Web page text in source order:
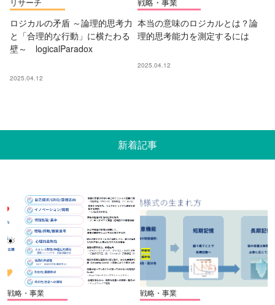
ロジカルの矛盾 ～論理的思考力
と「合理的な行動」に横たわる
壁～ logicalParadox
2025.04.12
本当の意味のロジカルとは？論
理的思考能力を測定するには
2025.04.12
新着記事
戦略・事業 戦略・事業